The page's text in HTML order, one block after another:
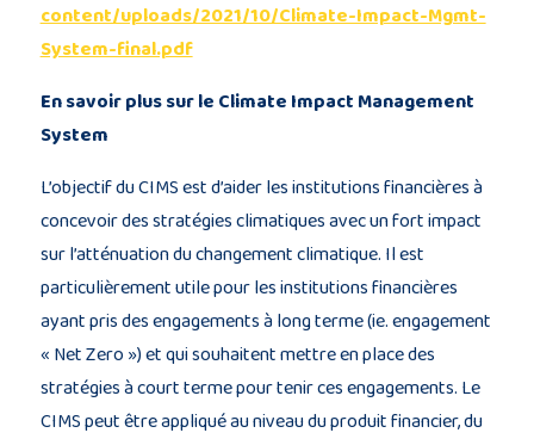
content/uploads/2021/10/Climate-Impact-Mgmt-
System-final.pdf
En savoir plus sur le Climate Impact Management
System
L’objectif du CIMS est d’aider les institutions financières à
concevoir des stratégies climatiques avec un fort impact
sur l’atténuation du changement climatique. Il est
particulièrement utile pour les institutions financières
ayant pris des engagements à long terme (ie. engagement
« Net Zero ») et qui souhaitent mettre en place des
stratégies à court terme pour tenir ces engagements. Le
CIMS peut être appliqué au niveau du produit financier, du